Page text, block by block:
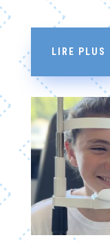
LIRE PLUS